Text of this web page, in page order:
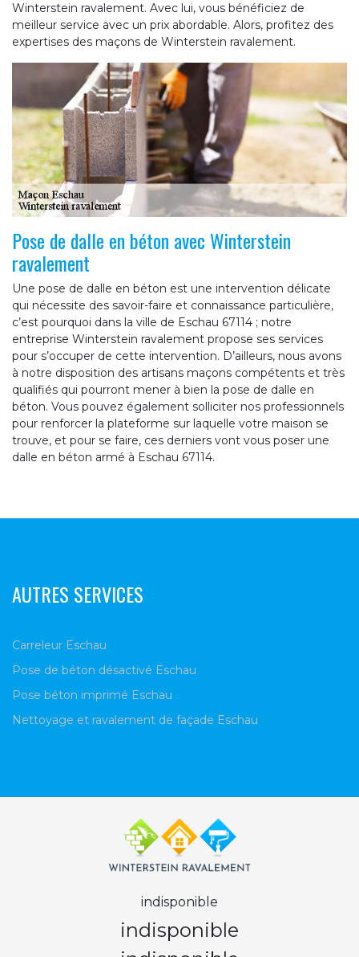
Winterstein ravalement. Avec lui, vous bénéficiez de
meilleur service avec un prix abordable. Alors, profitez des
expertises des maçons de Winterstein ravalement.
Pose de dalle en béton avec Winterstein
ravalement
Une pose de dalle en béton est une intervention délicate
qui nécessite des savoir-faire et connaissance particulière,
c’est pourquoi dans la ville de Eschau 67114 ; notre
entreprise Winterstein ravalement propose ses services
pour s’occuper de cette intervention. D’ailleurs, nous avons
à notre disposition des artisans maçons compétents et très
qualifiés qui pourront mener à bien la pose de dalle en
béton. Vous pouvez également solliciter nos professionnels
pour renforcer la plateforme sur laquelle votre maison se
trouve, et pour se faire, ces derniers vont vous poser une
dalle en béton armé à Eschau 67114.
AUTRES SERVICES
Carreleur Eschau
Pose de béton désactivé Eschau
Pose béton imprimé Eschau
Nettoyage et ravalement de façade Eschau
indisponible
indisponible